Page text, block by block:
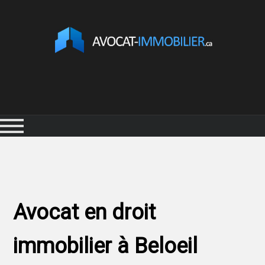
Avocat en droit
immobilier à Beloeil